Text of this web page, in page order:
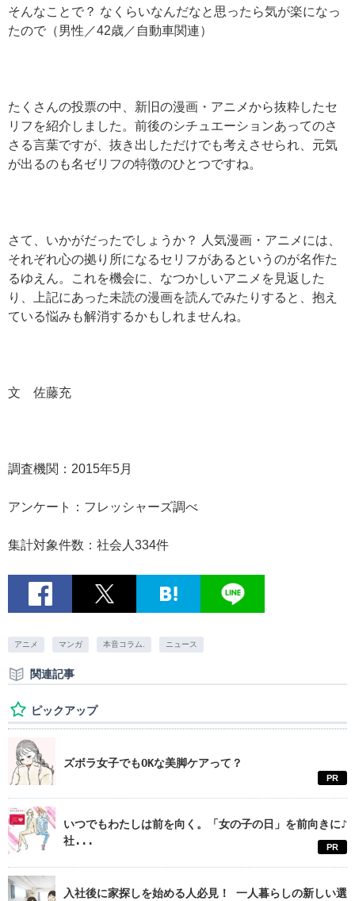
そんなことで？ なくらいなんだなと思ったら気が楽になっ
たので（男性／42歳／自動車関連）
たくさんの投票の中、新旧の漫画・アニメから抜粋したセ
リフを紹介しました。前後のシチュエーションあってのさ
さる言葉ですが、抜き出しただけでも考えさせられ、元気
が出るのも名ゼリフの特徴のひとつですね。
さて、いかがだったでしょうか？ 人気漫画・アニメには、
それぞれ心の拠り所になるセリフがあるというのが名作た
るゆえん。これを機会に、なつかしいアニメを見返した
り、上記にあった未読の漫画を読んでみたりすると、抱え
ている悩みも解消するかもしれませんね。
文 佐藤充
調査機関：2015年5月
アンケート：フレッシャーズ調べ
集計対象件数：社会人334件
アニメ マンガ 本音コラム. ニュース
関連記事
ピックアップ
ズボラ女子でもOKな美脚ケアって？
PR
いつでもわたしは前を向く。「女の子の日」を前向きに♪
社...
PR
入社後に家探しを始める人必見！ 一人暮らしの新しい選